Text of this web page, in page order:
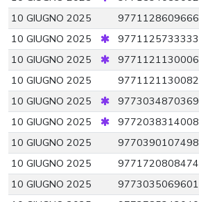
10 GIUGNO 2025
9771128609666
10 GIUGNO 2025
9771125733333
10 GIUGNO 2025
9771121130006
10 GIUGNO 2025
9771121130082
10 GIUGNO 2025
9773034870369
10 GIUGNO 2025
9772038314008
10 GIUGNO 2025
9770390107498
10 GIUGNO 2025
9771720808474
10 GIUGNO 2025
9773035069601